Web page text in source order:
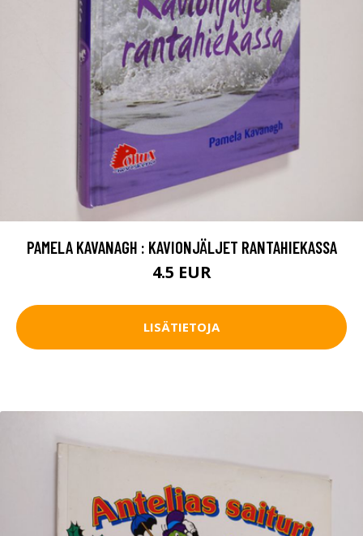
PAMELA KAVANAGH : KAVIONJÄLJET RANTAHIEKASSA
4.5 EUR
LISÄTIETOJA